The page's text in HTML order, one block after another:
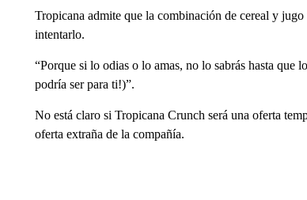
Tropicana admite que la combinación de cereal y
intentarlo.
“Porque si lo odias o lo amas, no lo sabrás hasta que
podría ser para ti!)”.
No está claro si Tropicana Crunch será una oferta
oferta extraña de la compañía.